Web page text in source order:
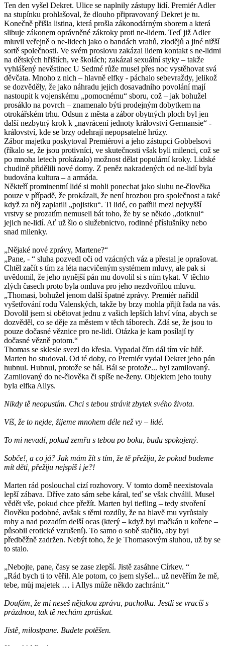
Ten den vyšel Dekret. Ulice se naplnily zástupy lidí. Premiér Adler
na stupínku prohlašoval, že dlouho připravovaný Dekret je tu.
Konečně přišla listina, která prošla zákonodárným sborem a která
slibuje zákonem oprávněné zákroky proti ne-lidem. Teď již Adler
mluvil veřejně o ne-lidech jako o bandách vrahů, zlodějů a jiné nižší
sortě společnosti. Ve svém proslovu zakázal lidem kontakt s ne-lidmi
na dětských hřištích, ve školách; zakázal sexuální styky – takže
vyhlášený nevěstinec U Sedmé růže musel přes noc vystěhovat svá
děvčata. Mnoho z nich – hlavně elfky - páchalo sebevraždy, jelikož
se dozvěděly, že jako náhradu jejich dosavadního povolání mají
nastoupit k vojenskému „pomocnému“ sboru, což – jak bohužel
prosáklo na povrch – znamenalo býti prodejným dobytkem na
otrokářském trhu. Odsun z města a zábor obytných ploch byl jen
další nezbytný krok k „navrácení jednoty království Germansie“ -
království, kde se brzy odehrají nepopsatelné hrůzy.
Zábor majetku poskytoval Premiérovi a jeho zástupci Gobbelsovi
(říkalo se, že jsou protivníci, ve skutečnosti však byli milenci, což se
po mnoha letech prokázalo) možnost dělat populární kroky. Lidské
chudině přidělili nové domy. Z peněz nakradených od ne-lidí byla
budována kultura – a armáda.
Někteří prominentní lidé si mohli ponechat jako sluhu ne-člověka
pouze v případě, že prokázali, že není hrozbou pro společnost a také
když za něj zaplatili „pojistku“. Ti lidé, co patřili mezi nejvyšší
vrstvy se prozatím nemuseli bát toho, že by se někdo „dotknul“
jejich ne-lidí. Ať už šlo o služebnictvo, rodinné příslušníky nebo
snad milenky.
„Nějaké nové zprávy, Martene?“
„Pane, - “ sluha pozvedl oči od vzácných váz a přestal je oprašovat.
Chtěl začít s tím za léta nacvičeným systémem mluvy, ale pak si
uvědomil, že jeho nynější pán mu dovolil si s ním tykat. V těchto
zlých časech proto byla omluva pro jeho nezdvořilou mluvu.
„Thomasi, bohužel jenom další špatné zprávy. Premiér nařídil
vyšetřování rodu Valenských, takže by brzy mohla přijít řada na vás.
Dovolil jsem si obětovat jednu z vašich lepších lahví vína, abych se
dozvěděl, co se děje za městem v těch táborech. Zdá se, že jsou to
pouze dočasné věznice pro ne-lidi. Otázka je kam posílají ty
dočasné vězně potom.“
Thomas se sklesle svezl do křesla. Vypadal čím dál tím víc hůř.
Marten ho studoval. Od té doby, co Premiér vydal Dekret jeho pán
hubnul. Hubnul, protože se bál. Bál se protože... byl zamilovaný.
Zamilovaný do ne-člověka či spíše ne-ženy. Objektem jeho touhy
byla elfka Allys.
Nikdy tě neopustím. Chci s tebou strávit zbytek svého života.
Víš, že to nejde, žijeme mnohem déle než vy – lidé.
To mi nevadí, pokud zemřu s tebou po boku, budu spokojený.
Sobče!, a co já? Jak mám žít s tím, že tě přežiju, že pokud budeme
mít děti, přežiju nejspíš i je?!
Marten rád poslouchal cizí rozhovory. V tomto domě neexistovala
lepší zábava. Dříve zato sám sebe káral, teď se však chválil. Musel
vědět vše, pokud chce přežít. Marten byl tiefling – tedy stvoření
člověku podobné, avšak s těmi rozdíly, že na hlavě mu vyrůstaly
rohy a nad pozadím delší ocas (který – když byl mačkán u kořene –
působil erotické vzrušení). To samo o sobě stačilo, aby byl
předběžně zadržen. Nebýt toho, že je Thomasovým sluhou, už by se
to stalo.
„Nebojte, pane, časy se zase zlepší. Jistě zasáhne Církev. “
„Rád bych ti to věřil. Ale potom, co jsem slyšel... už nevěřím že mě,
tebe, můj majetek … i Allys může někdo zachránit.“
Doufám, že mi neseš nějakou zprávu, pacholku. Jestli se vracíš s
prázdnou, tak tě nechám zpráskat.
Jistě, milostpane. Budete potěšen.